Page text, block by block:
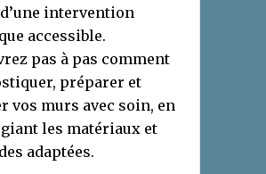
intervention
accessible.
pas à pas comment
préparer et
vos murs avec soin, en
les matériaux et
adaptées.